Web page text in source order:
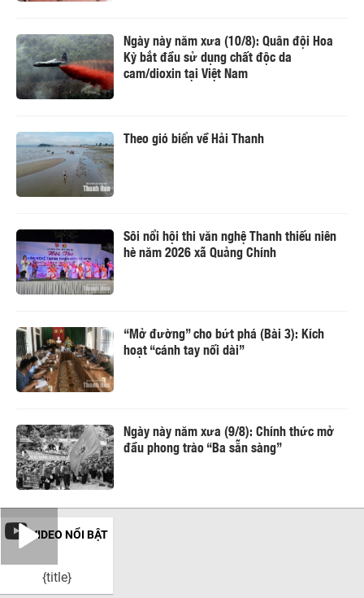
Ngày này năm xưa (10/8): Quân đội Hoa
Kỳ bắt đầu sử dụng chất độc da
cam/dioxin tại Việt Nam
Theo gió biển về Hải Thanh
Sôi nổi hội thi văn nghệ Thanh thiếu niên
hè năm 2026 xã Quảng Chính
“Mở đường” cho bứt phá (Bài 3): Kích
hoạt “cánh tay nối dài”
Ngày này năm xưa (9/8): Chính thức mở
đầu phong trào “Ba sẵn sàng”
VIDEO NỔI BẬT
{title}